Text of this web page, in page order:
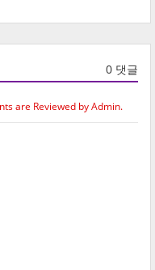
0 댓글
are Reviewed by Admin.